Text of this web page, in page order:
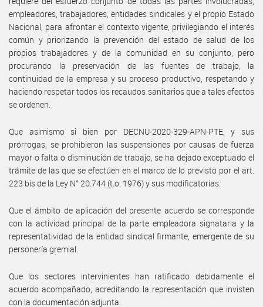
empleadores, trabajadores, entidades sindicales y el propio Estado
Nacional, para afrontar el contexto vigente, privilegiando el interés
común y priorizando la prevención del estado de salud de los
propios trabajadores y de la comunidad en su conjunto, pero
procurando la preservación de las fuentes de trabajo, la
continuidad de la empresa y su proceso productivo, respetando y
haciendo respetar todos los recaudos sanitarios que a tales efectos
se ordenen.
Que asimismo si bien por DECNU-2020-329-APN-PTE, y sus
prórrogas, se prohibieron las suspensiones por causas de fuerza
mayor o falta o disminución de trabajo, se ha dejado exceptuado el
trámite de las que se efectúen en el marco de lo previsto por el art.
223 bis de la Ley N° 20.744 (t.o. 1976) y sus modificatorias.
Que el ámbito de aplicación del presente acuerdo se corresponde
con la actividad principal de la parte empleadora signataria y la
representatividad de la entidad sindical firmante, emergente de su
personería gremial.
Que los sectores intervinientes han ratificado debidamente el
acuerdo acompañado, acreditando la representación que invisten
con la documentación adjunta.